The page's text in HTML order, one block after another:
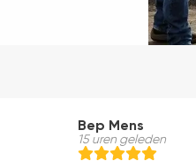
Bep Mens
15 uren geleden